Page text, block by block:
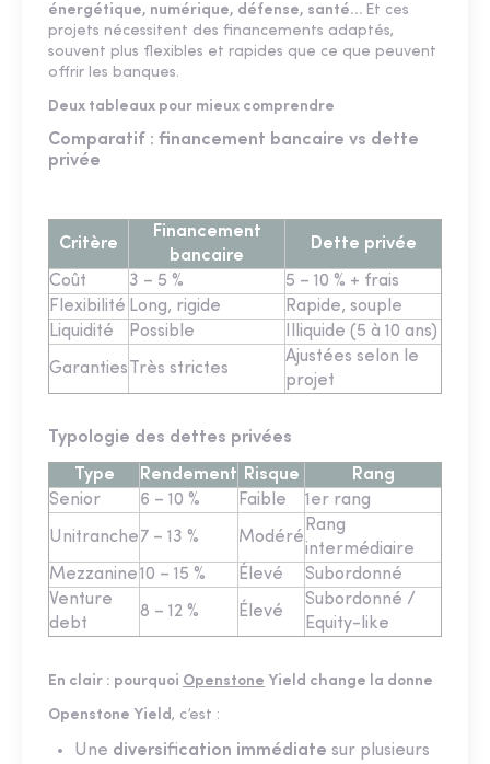
énergétique, numérique, défense, santé… Et ces
projets nécessitent des financements adaptés,
souvent plus flexibles et rapides que ce que peuvent
offrir les banques.
Deux tableaux pour mieux comprendre
Comparatif : financement bancaire vs dette
privée
Critère
Financement
bancaire
Dette privée
Coût 3 – 5 %
5 – 10 % + frais
Flexibilité Long, rigide
Rapide, souple
Liquidité
Possible Illiquide (5 à 10 ans)
Garanties Très strictes
Ajustées selon le
projet
Typologie des dettes privées
Type Rendement Risque
Rang
Senior
6 – 10 % Faible 1er rang
Unitranche7 – 13 % Modéré
Rang
intermédiaire
Mezzanine10 – 15 % Élevé
Subordonné
Venture
debt
8 – 12 % Élevé
Subordonné /
Equity-like
En clair : pourquoi Openstone Yield change la donne
Openstone Yield, c’est :
Une diversification immédiate sur plusieurs